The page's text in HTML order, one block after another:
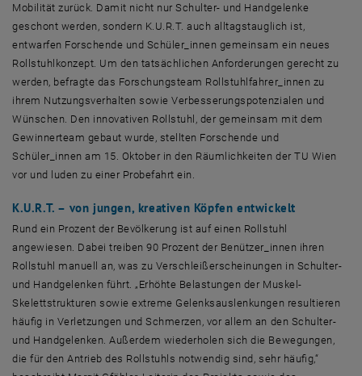
Mobilität zurück. Damit nicht nur Schulter- und Handgelenke
geschont werden, sondern K.U.R.T. auch alltagstauglich ist,
entwarfen Forschende und Schüler_innen gemeinsam ein neues
Rollstuhlkonzept. Um den tatsächlichen Anforderungen gerecht zu
werden, befragte das Forschungsteam Rollstuhlfahrer_innen zu
ihrem Nutzungsverhalten sowie Verbesserungspotenzialen und
Wünschen. Den innovativen Rollstuhl, der gemeinsam mit dem
Gewinnerteam gebaut wurde, stellten Forschende und
Schüler_innen am 15. Oktober in den Räumlichkeiten der TU Wien
vor und luden zu einer Probefahrt ein.
K.U.R.T. – von jungen, kreativen Köpfen entwickelt
Rund ein Prozent der Bevölkerung ist auf einen Rollstuhl
angewiesen. Dabei treiben 90 Prozent der Benützer_innen ihren
Rollstuhl manuell an, was zu Verschleißerscheinungen in Schulter-
und Handgelenken führt. „Erhöhte Belastungen der Muskel-
Skelettstrukturen sowie extreme Gelenksauslenkungen resultieren
häufig in Verletzungen und Schmerzen, vor allem an den Schulter-
und Handgelenken. Außerdem wiederholen sich die Bewegungen,
die für den Antrieb des Rollstuhls notwendig sind, sehr häufig,“